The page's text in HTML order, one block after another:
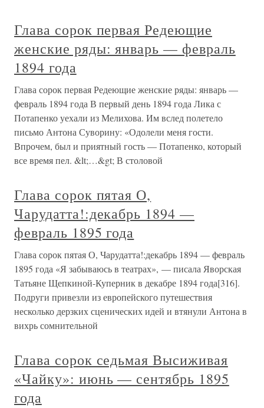
Глава сорок первая Редеющие
женские ряды: январь — февраль
1894 года
Глава сорок первая Редеющие женские ряды: январь —
февраль 1894 года В первый день 1894 года Лика с
Потапенко уехали из Мелихова. Им вслед полетело
письмо Антона Суворину: «Одолели меня гости.
Впрочем, был и приятный гость — Потапенко, который
все время пел. &lt;…&gt; В столовой
Глава сорок пятая О,
Чарудатта!:декабрь 1894 —
февраль 1895 года
Глава сорок пятая О, Чарудатта!:декабрь 1894 — февраль
1895 года «Я забываюсь в театрах», — писала Яворская
Татьяне Щепкиной-Куперник в декабре 1894 года[316].
Подруги привезли из европейского путешествия
несколько дерзких сценических идей и втянули Антона в
вихрь сомнительной
Глава сорок седьмая Высиживая
«Чайку»: июнь — сентябрь 1895
года